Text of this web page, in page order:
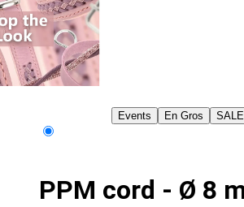
Events En Gros SALE
PPM cord - Ø 8